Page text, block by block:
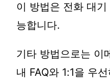
이 방법은 전화 대
능합니다.
기타 방법으로는 이
내 FAQ와 1:1을 우